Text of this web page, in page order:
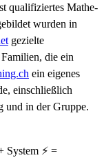
qualifiziertes Mathe-
wurden in
gezielte
die ein
ein eigenes
einschließlich
und in der Gruppe.
System ⚡ =